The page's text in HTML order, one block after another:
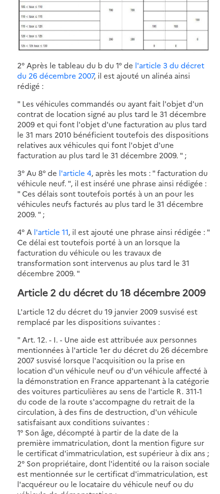
2° Après le tableau du b du 1° de l'article 3 du décret
du 26 décembre 2007, il est ajouté un alinéa ainsi
rédigé :
" Les véhicules commandés ou ayant fait l'objet d'un
contrat de location signé au plus tard le 31 décembre
2009 et qui font l'objet d'une facturation au plus tard
le 31 mars 2010 bénéficient toutefois des dispositions
relatives aux véhicules qui font l'objet d'une
facturation au plus tard le 31 décembre 2009. " ;
3° Au 8° de l'article 4, après les mots : " facturation du
véhicule neuf. ", il est inséré une phrase ainsi rédigée :
" Ces délais sont toutefois portés à un an pour les
véhicules neufs facturés au plus tard le 31 décembre
2009. " ;
4° A l'article 11, il est ajouté une phrase ainsi rédigée : "
Ce délai est toutefois porté à un an lorsque la
facturation du véhicule ou les travaux de
transformation sont intervenus au plus tard le 31
décembre 2009. "
Article 2 du décret du 18 décembre 2009
L'article 12 du décret du 19 janvier 2009 susvisé est
remplacé par les dispositions suivantes :
" Art. 12. - I. - Une aide est attribuée aux personnes
mentionnées à l'article 1er du décret du 26 décembre
2007 susvisé lorsque l'acquisition ou la prise en
location d'un véhicule neuf ou d'un véhicule affecté à
la démonstration en France appartenant à la catégorie
des voitures particulières au sens de l'article R. 311-1
du code de la route s'accompagne du retrait de la
circulation, à des fins de destruction, d'un véhicule
satisfaisant aux conditions suivantes :
1° Son âge, décompté à partir de la date de la
première immatriculation, dont la mention figure sur
le certificat d'immatriculation, est supérieur à dix ans ;
2° Son propriétaire, dont l'identité ou la raison sociale
est mentionnée sur le certificat d'immatriculation, est
l'acquéreur ou le locataire du véhicule neuf ou du